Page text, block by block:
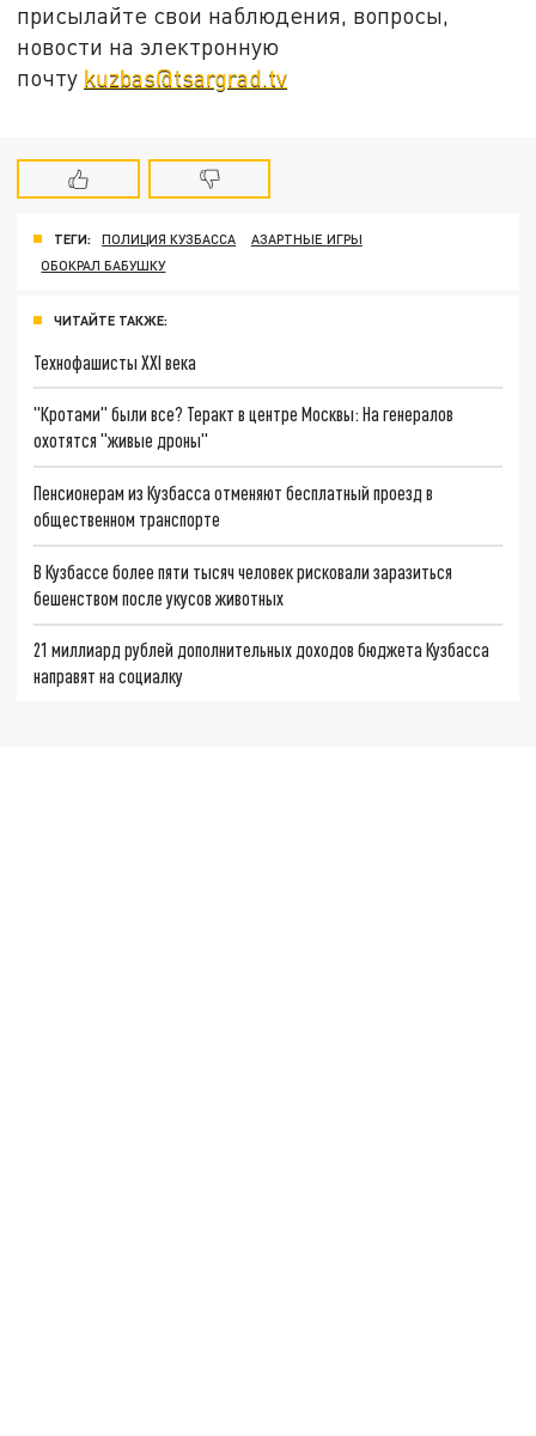
присылайте свои наблюдения, вопросы,
новости на электронную
почту kuzbas@tsargrad.tv
ТЕГИ: ПОЛИЦИЯ КУЗБАССА
АЗАРТНЫЕ ИГРЫ
ОБОКРАЛ БАБУШКУ
ЧИТАЙТЕ ТАКЖЕ:
Технофашисты XXI века
"Кротами" были все? Теракт в центре Москвы: На генералов
охотятся "живые дроны"
Пенсионерам из Кузбасса отменяют бесплатный проезд в
общественном транспорте
В Кузбассе более пяти тысяч человек рисковали заразиться
бешенством после укусов животных
21 миллиард рублей дополнительных доходов бюджета Кузбасса
направят на социалку